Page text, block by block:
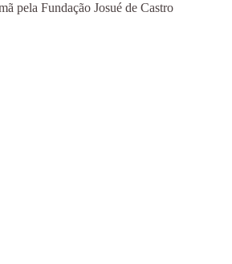
pela Fundação Josué de Castro